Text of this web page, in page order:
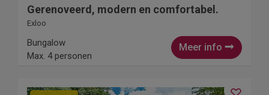
Gerenoveerd, modern en comfortabel.
Exloo
Meer info
Bungalow
Max. 4 personen